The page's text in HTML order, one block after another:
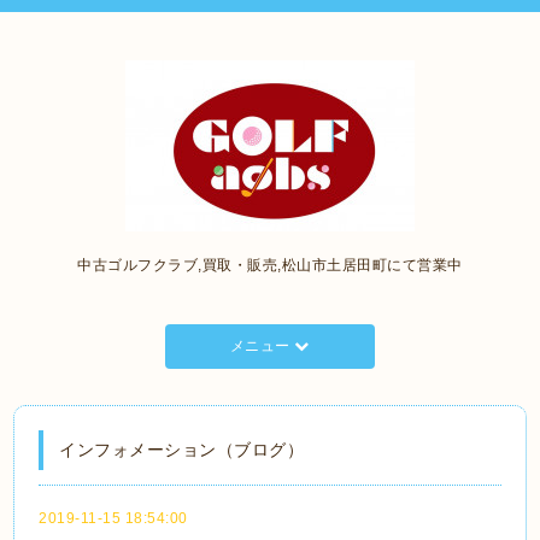
中古ゴルフクラブ,買取・販売,松山市土居田町にて営業中
メニュー
インフォメーション（ブログ）
2019-11-15 18:54:00